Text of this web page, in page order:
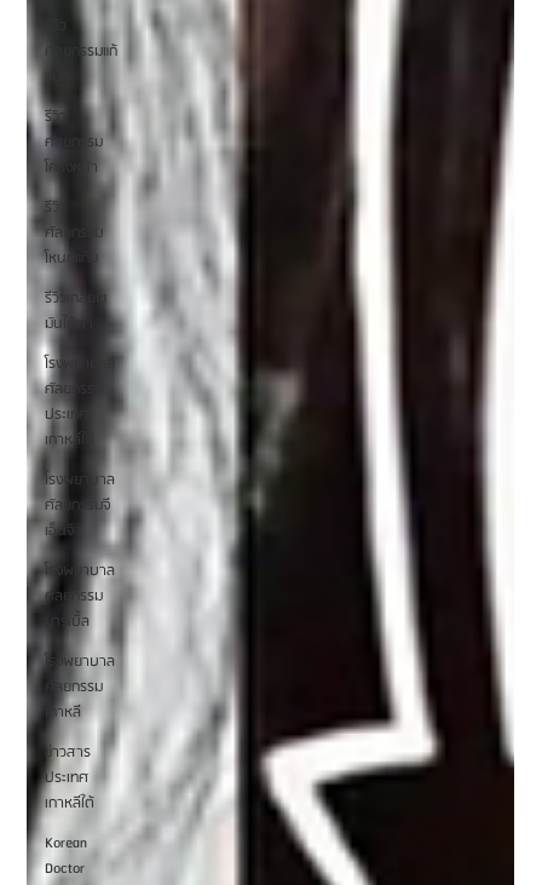
ศัลยกรรมแก้
รีวิว
ศัลยกรรม
โครงหน้า
รีวิว
ศัลยกรรม
โหนกแก้ม
รีวิวเกลี่ยไข
มันใต้ตา
โรงพยาบาล
ศัลยกรรม
ประเทศ
เกาหลีใต้
โรงพยาบาล
ศัลยกรรมจี
เอ็นจี
โรงพยาบาล
ศัลยกรรม
มาร์เบิ้ล
โรงพยาบาล
ศัลยกรรม
เกาหลี
ข่าวสาร
ประเทศ
เกาหลีใต้
Korean
Doctor